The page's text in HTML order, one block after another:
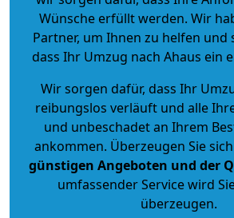
Wünsche erfüllt werden. Wir
Partner, um Ihnen zu helfen und
dass Ihr Umzug nach Ahaus ein
Wir sorgen dafür, dass Ihr
reibungslos verläuft und alle
und unbeschadet an Ihrem
ankommen. Überzeugen Sie
günstigen Angeboten und der
umfassender Service wird
überzeugen.